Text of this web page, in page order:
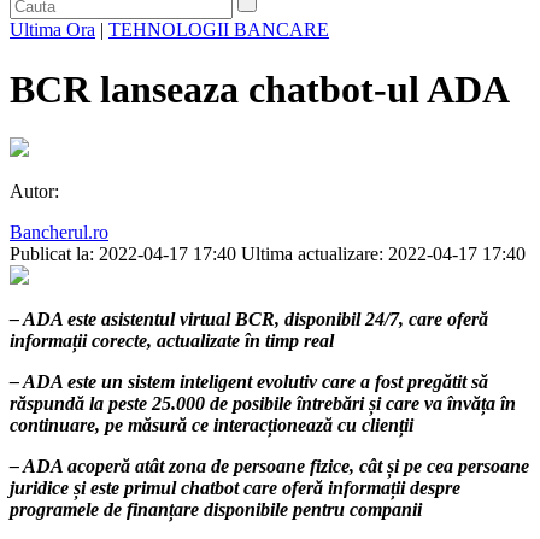
Ultima Ora | TEHNOLOGII BANCARE
BCR lanseaza chatbot-ul ADA
Autor:
Bancherul.ro
Publicat la: 2022-04-17 17:40 Ultima actualizare: 2022-04-17 17:40
– ADA este asistentul virtual BCR, disponibil 24/7, care oferă
informații corecte, actualizate în timp real
– ADA este un sistem inteligent evolutiv care a fost pregătit să
răspundă la peste 25.000 de posibile întrebări și care va învăța în
continuare, pe măsură ce interacționează cu clienții
– ADA acoperă atât zona de persoane fizice, cât și pe cea persoane
juridice și este primul chatbot care oferă informații despre
programele de finanțare disponibile pentru companii